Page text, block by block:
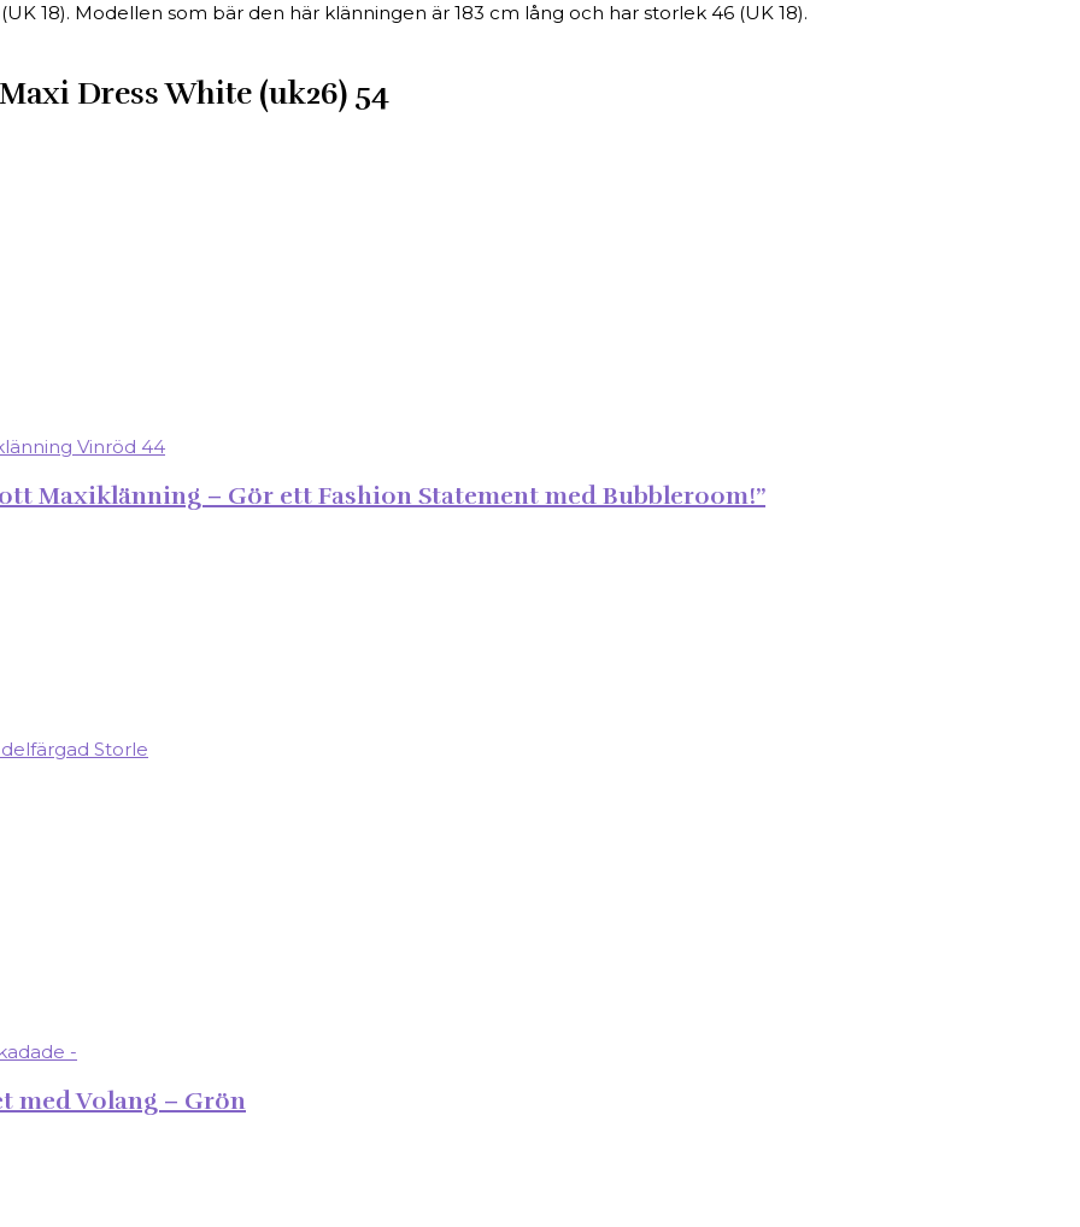
18). Modellen som bär den här klänningen är 183 cm lång och har storlek 46 (UK 18).
Dress White (uk26) 54
Maxiklänning – Gör ett Fashion Statement med Bubbleroom!”
med Volang – Grön